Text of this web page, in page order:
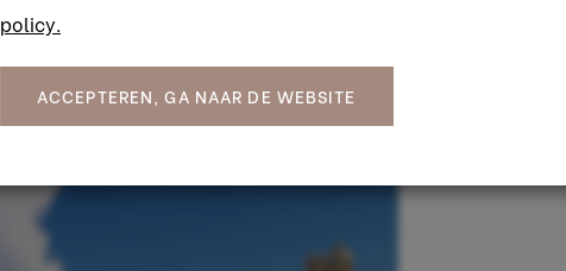
policy.
ACCEPTEREN, GA NAAR DE WEBSITE